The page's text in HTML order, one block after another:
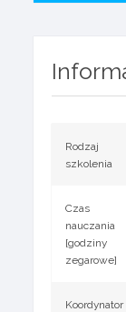
Rodzaj
szkolenia
Czas
nauczania
[godziny
zegarowe]
Koordynator